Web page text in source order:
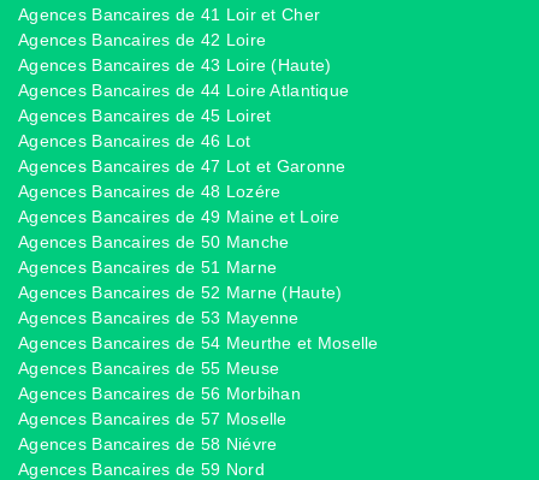
Agences Bancaires de 41 Loir et Cher
Agences Bancaires de 42 Loire
Agences Bancaires de 43 Loire (Haute)
Agences Bancaires de 44 Loire Atlantique
Agences Bancaires de 45 Loiret
Agences Bancaires de 46 Lot
Agences Bancaires de 47 Lot et Garonne
Agences Bancaires de 48 Lozére
Agences Bancaires de 49 Maine et Loire
Agences Bancaires de 50 Manche
Agences Bancaires de 51 Marne
Agences Bancaires de 52 Marne (Haute)
Agences Bancaires de 53 Mayenne
Agences Bancaires de 54 Meurthe et Moselle
Agences Bancaires de 55 Meuse
Agences Bancaires de 56 Morbihan
Agences Bancaires de 57 Moselle
Agences Bancaires de 58 Niévre
Agences Bancaires de 59 Nord